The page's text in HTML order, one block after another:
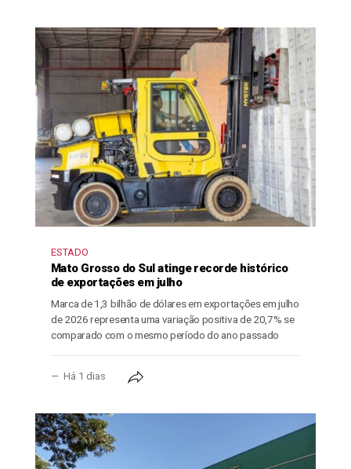
ESTADO
Mato Grosso do Sul atinge recorde histórico
de exportações em julho
Marca de 1,3 bilhão de dólares em exportações em julho
de 2026 representa uma variação positiva de 20,7% se
comparado com o mesmo período do ano passado
Há 1 dias